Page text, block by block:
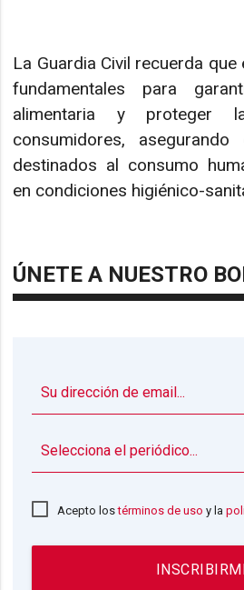
La Guardia Civil recuerda
fundamentales para
alimentaria y
consumidores,
destinados al consumo
en condiciones higiénico-
ÚNETE A NUESTRO
Acepto lostérminos de uso y la